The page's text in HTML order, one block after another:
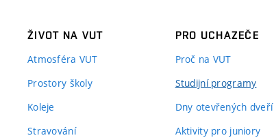
ŽIVOT NA VUT
Atmosféra VUT
Prostory školy
Koleje
Stravování
PRO UCHAZEČE
Proč na VUT
Studijní programy
Dny otevřených dveří
Aktivity pro juniory